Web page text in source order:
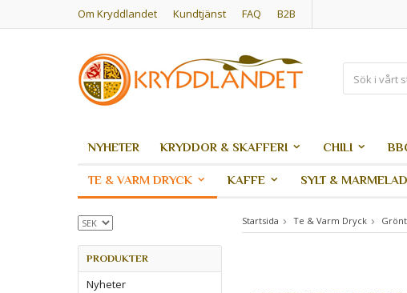
Om Kryddlandet Kundtjänst FAQ B2B
NYHETER KRYDDOR & SKAFFERI CHILI
TE & VARM DRYCK KAFFE SYLT & MARMELAD
PRODUKTER
Nyheter
Startsida Te & Varm Dryck